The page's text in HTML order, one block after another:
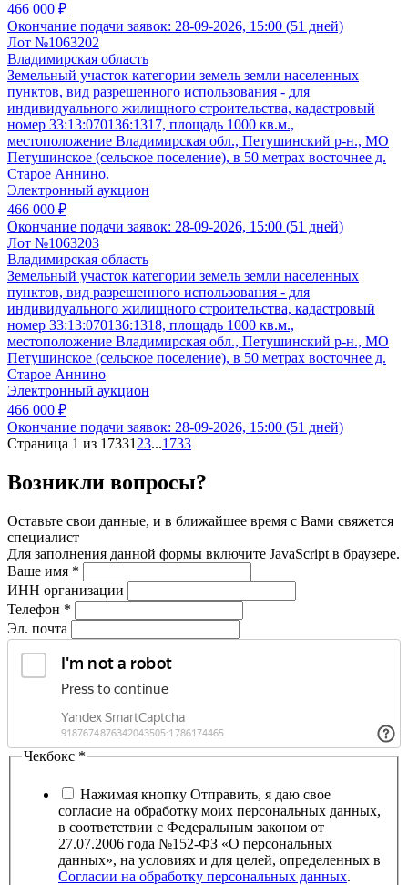
466 000 ₽
Окончание подачи заявок: 28-09-2026, 15:00 (51 дней)
Лот №1063202
Владимирская область
Земельный участок категории земель земли населенных
пунктов, вид разрешенного использования - для
индивидуального жилищного строительства, кадастровый
номер 33:13:070136:1317, площадь 1000 кв.м.,
местоположение Владимирская обл., Петушинский р-н., МО
Петушинское (сельское поселение), в 50 метрах восточнее д.
Старое Аннино.
Электронный аукцион
466 000 ₽
Окончание подачи заявок: 28-09-2026, 15:00 (51 дней)
Лот №1063203
Владимирская область
Земельный участок категории земель земли населенных
пунктов, вид разрешенного использования - для
индивидуального жилищного строительства, кадастровый
номер 33:13:070136:1318, площадь 1000 кв.м.,
местоположение Владимирская обл., Петушинский р-н., МО
Петушинское (сельское поселение), в 50 метрах восточнее д.
Старое Аннино
Электронный аукцион
466 000 ₽
Окончание подачи заявок: 28-09-2026, 15:00 (51 дней)
Страница 1 из 17331 23...1733
Возникли вопросы?
Оставьте свои данные, и в ближайшее время с Вами свяжется
специалист
Для заполнения данной формы включите JavaScript в браузере.
Ваше имя *
ИНН организации
Телефон *
Эл. почта
Чекбокс *
Нажимая кнопку Отправить, я даю свое
согласие на обработку моих персональных данных,
в соответствии с Федеральным законом от
27.07.2006 года №152-ФЗ «О персональных
данных», на условиях и для целей, определенных в
Согласии на обработку персональных данных.